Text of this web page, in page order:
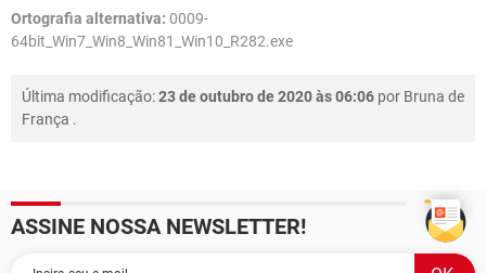
Ortografia alternativa: 0009-
64bit_Win7_Win8_Win81_Win10_R282.exe
Última modificação:23 de outubro de 2020 às 06:06 por Bruna de
França .
ASSINE NOSSA NEWSLETTER!